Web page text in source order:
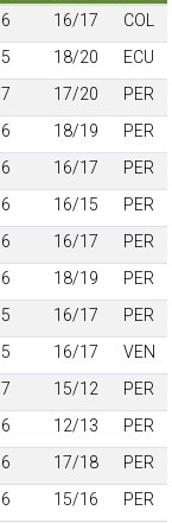
6 16/17
COL
5 18/20
ECU
7 17/20
PER
6 18/19
PER
6 16/17
PER
6 16/15
PER
6 16/17
PER
6 18/19
PER
5 16/17
PER
5 16/17
VEN
7 15/12
PER
6 12/13 PER
6 17/18
PER
6 15/16
PER